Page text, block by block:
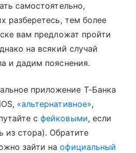
самостоятельно,
разберетесь, тем более
вам предложат пройти
на всякий случай
и дадим пояснения.
приложение Т-Банка
«альтернативное»,
сфейковыми, если
из стора). Обратите
зайти наофициальный